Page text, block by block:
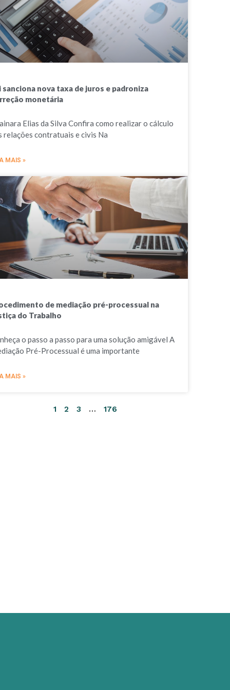
sanciona nova taxa de juros e padroniza
monetária
Elias da Silva Confira como realizar o cálculo
relações contratuais e civis Na
MAIS »
de mediação pré-processual na
do Trabalho
o passo a passo para uma solução amigável A
Pré-Processual é uma importante
MAIS »
1 2 3 … 176